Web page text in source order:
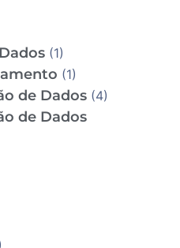
(1)
(1)
de Dados (4)
de Dados